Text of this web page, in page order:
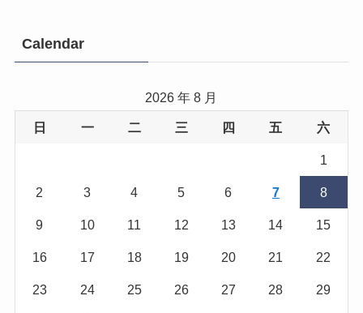
Calendar
2026 年 8 月
日 一 二 三 四 五 六
1
2 3 4 5 6 7 8
9 10 11 12 13 14 15
16 17 18 19 20 21 22
23 24 25 26 27 28 29